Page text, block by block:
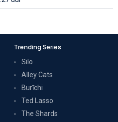
Trending Series
Silo
Alley Cats
Burīchi
Ted Lasso
The Shards